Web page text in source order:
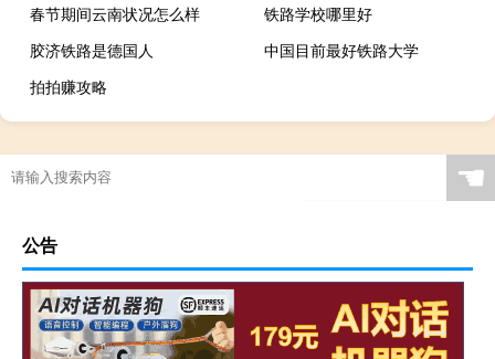
春节期间云南状况怎么样
铁路学校哪里好
胶济铁路是德国人
中国目前最好铁路大学
拍拍赚攻略
☚
公告